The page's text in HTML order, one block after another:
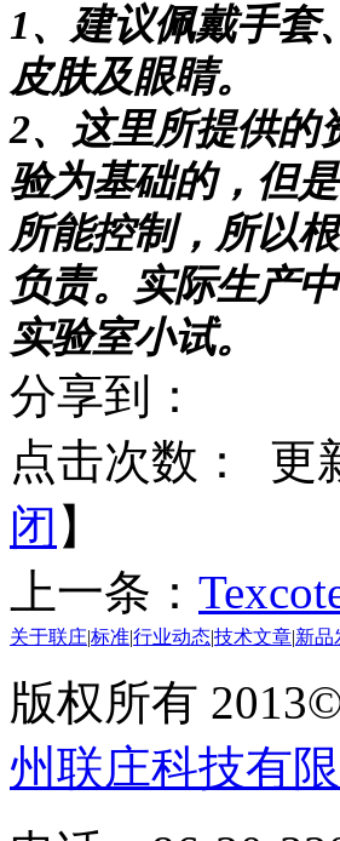
1、建议佩戴手套
皮肤及眼睛。
2、这里所提供的
验为基础的，但
所能控制，所以
负责。实际生产
实验室小试。
分享到：
点击次数：
更
闭 】
上一条：
关于联庄|标准|行业动态|技术文章|新品
版权所有 2013©
州联庄科技有